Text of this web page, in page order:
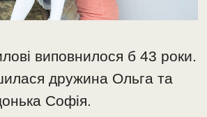
виповнилося б 43 роки.
дружина Ольга та
Софія.